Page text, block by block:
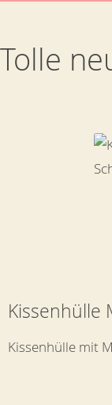
Tolle
Kissenhülle
Kissenhülle mit